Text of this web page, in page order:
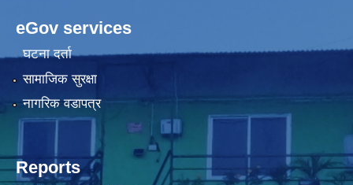
eGov services
घटना दर्ता
सामाजिक सुरक्षा
नागरिक वडापत्र
Reports